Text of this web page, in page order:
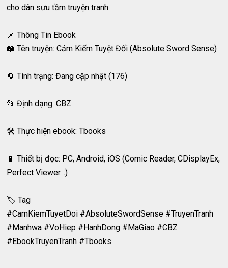
cho dân sưu tầm truyện tranh.
📌 Thông Tin Ebook
📖 Tên truyện: Cảm Kiếm Tuyệt Đối (Absolute Sword Sense)
🔄 Tình trạng: Đang cập nhật (176)
📂 Định dạng: CBZ
🛠️ Thực hiện ebook: Tbooks
📱 Thiết bị đọc: PC, Android, iOS (Comic Reader, CDisplayEx,
Perfect Viewer…)
🏷️ Tag
#CamKiemTuyetDoi #AbsoluteSwordSense #TruyenTranh
#Manhwa #VoHiep #HanhDong #MaGiao #CBZ
#EbookTruyenTranh #Tbooks